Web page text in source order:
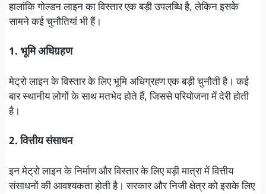
हालांकि गोल्डन लाइन का विस्तार एक बड़ी उपलब्धि है, लेकिन इसके
सामने कई चुनौतियां भी हैं।
1. भूमि अधिग्रहण
मेट्रो लाइन के विस्तार के लिए भूमि अधिग्रहण एक बड़ी चुनौती है। कई
बार स्थानीय लोगों के साथ मतभेद होते हैं, जिससे परियोजना में देरी होती
है।
2. वित्तीय संसाधन
इन मेट्रो लाइन के निर्माण और विस्तार के लिए बड़ी मात्रा में वित्तीय
संसाधनों की आवश्यकता होती है। सरकार और निजी क्षेत्र को इसके लिए